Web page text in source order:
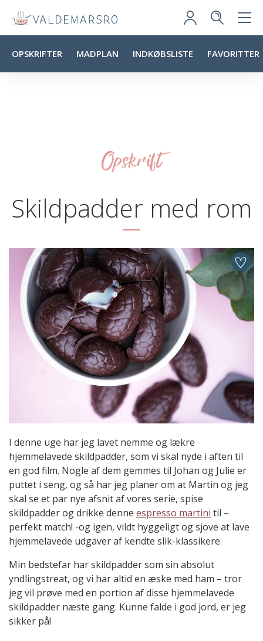
OPSKRIFTER MADPLAN INDKØBSLISTE FAVORITTER
Opskrift
Skildpadder med rom
I denne uge har jeg lavet nemme og lækre
hjemmelavede skildpadder, som vi skal nyde i aften til
en god film. Nogle af dem gemmes til Johan og Julie er
puttet i seng, og så har jeg planer om at Martin og jeg
skal se et par nye afsnit af vores serie, spise
skildpadder og drikke denne espresso martini til –
perfekt match! -og igen, vildt hyggeligt og sjove at lave
hjemmelavede udgaver af kendte slik-klassikere.
Min bedstefar har skildpadder som sin absolut
yndlingstreat, og vi har altid en æske med ham – tror
jeg vil prøve med en portion af disse hjemmelavede
skildpadder næste gang. Kunne falde i god jord, er jeg
sikker på!